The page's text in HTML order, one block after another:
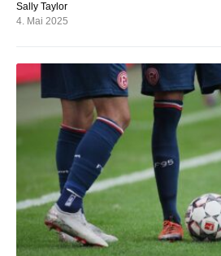
Sally Taylor
4. Mai 2025